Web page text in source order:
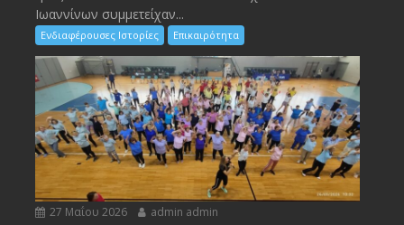
Ιωαννίνων συμμετείχαν...
Ενδιαφέρουσες Ιστορίες Επικαιρότητα
27 Μαΐου 2026 admin admin